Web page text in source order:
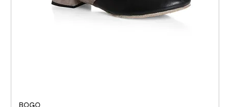
BOGO